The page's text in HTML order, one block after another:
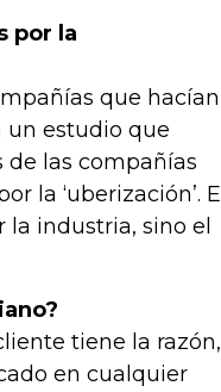
por la
que hacían
un estudio que
de las compañías
la ‘uberización’. El
industria, sino el
tiene la razón,
en cualquier